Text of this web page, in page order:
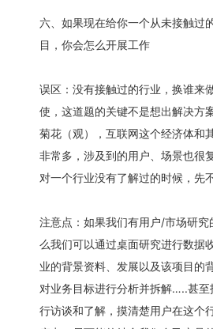
六、如果现在给你一个从未接触过
目，你会怎么开展工作
误区：没有接触过的行业，换谁来
使，这道题的关键不是想出解决方
菊花（观），互联网这个经济体和
非常多，涉及到的用户、场景也很
对一个行业没有了解过的时候，先
注意点：如果我们有用户/市场研究
么我们可以通过桌面研究进行数据
业的背景资料、发展以及该项目的
对业务目标进行分析并拆解…..甚
行访谈和了解，摸清楚用户在这个